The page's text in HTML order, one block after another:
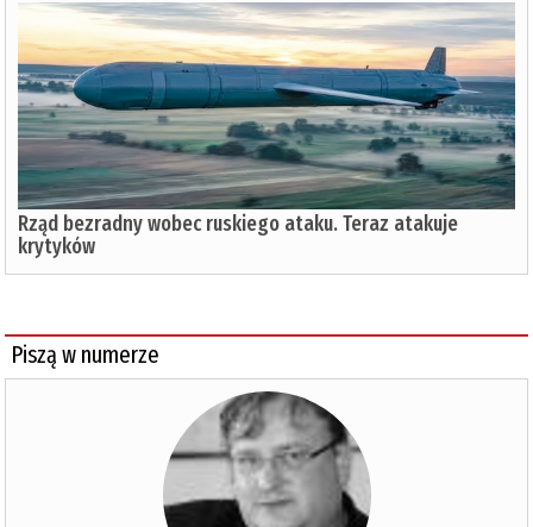
Rząd bezradny wobec ruskiego ataku. Teraz atakuje
krytyków
Piszą w numerze